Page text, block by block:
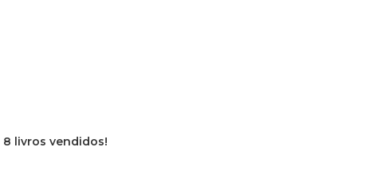
8 livros vendidos!